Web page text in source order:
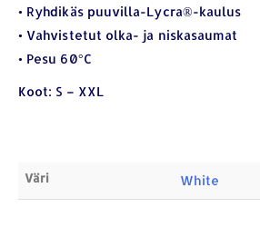
• Ryhdikäs puuvilla-Lycra®-kaulus
• Vahvistetut olka- ja niskasaumat
• Pesu 60°C
Koot: S – XXL
Väri White
Puhelin: 040-7549431
royal.yrityslahjat@gmail.com
ETSI TUOTTEITA